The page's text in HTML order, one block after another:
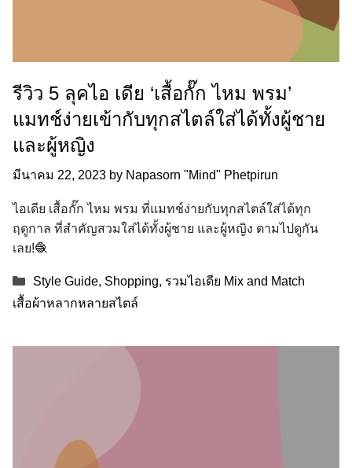
รีวิว 5 ลุคไอ เดีย ‘เสื้อกั๊ก ไหม พรม’
แมทช์ง่ายเข้ากับทุกสไตล์ใส่ได้ทั้งผู้ชาย
และผู้หญิง
มีนาคม 22, 2023 by Napasorn "Mind" Phetpirun
ไอเดีย เสื้อกั๊ก ไหม พรม ที่แมทช์ง่ายกับทุกสไตล์ใส่ได้ทุก
ฤดูกาล ที่สำคัญสวมใส่ได้ทั้งผู้ชาย และผู้หญิง ตามไปดูกัน
เลย!🧶
Categories
Style Guide, Shopping, รวมไอเดีย Mix and Match
เสื้อผ้าหลากหลายสไตล์